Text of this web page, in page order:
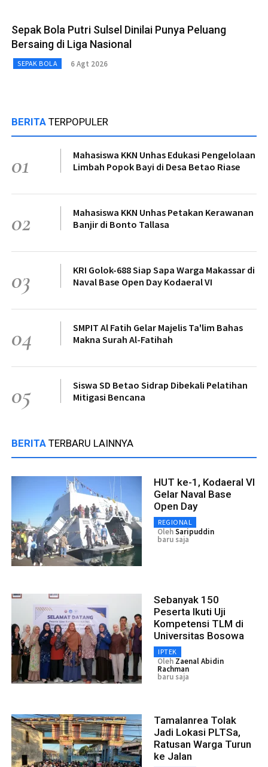
Sepak Bola Putri Sulsel Dinilai Punya Peluang
Bersaing di Liga Nasional
SEPAK BOLA 6 Agt 2026
BERITA TERPOPULER
01
Mahasiswa KKN Unhas Edukasi Pengelolaan
Limbah Popok Bayi di Desa Betao Riase
02
Mahasiswa KKN Unhas Petakan Kerawanan
Banjir di Bonto Tallasa
03
KRI Golok-688 Siap Sapa Warga Makassar di
Naval Base Open Day Kodaeral VI
04
SMPIT Al Fatih Gelar Majelis Ta'lim Bahas
Makna Surah Al-Fatihah
05
Siswa SD Betao Sidrap Dibekali Pelatihan
Mitigasi Bencana
BERITA TERBARU LAINNYA
HUT ke-1, Kodaeral VI
Gelar Naval Base
Open Day
REGIONAL
OlehSaripuddin
baru saja
Sebanyak 150
Peserta Ikuti Uji
Kompetensi TLM di
Universitas Bosowa
IPTEK
Oleh Zaenal Abidin
Rachman
baru saja
Tamalanrea Tolak
Jadi Lokasi PLTSa,
Ratusan Warga Turun
ke Jalan